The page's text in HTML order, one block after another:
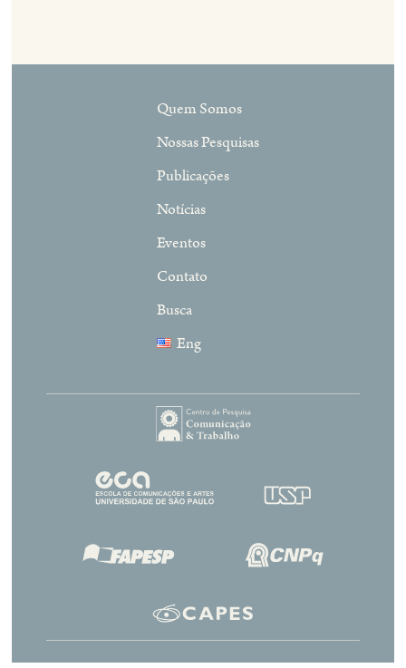
Quem Somos
Nossas Pesquisas
Publicações
Notícias
Eventos
Contato
Busca
Eng